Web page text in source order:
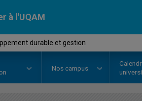
à l'UQAM
durable et gestion
Nos campus